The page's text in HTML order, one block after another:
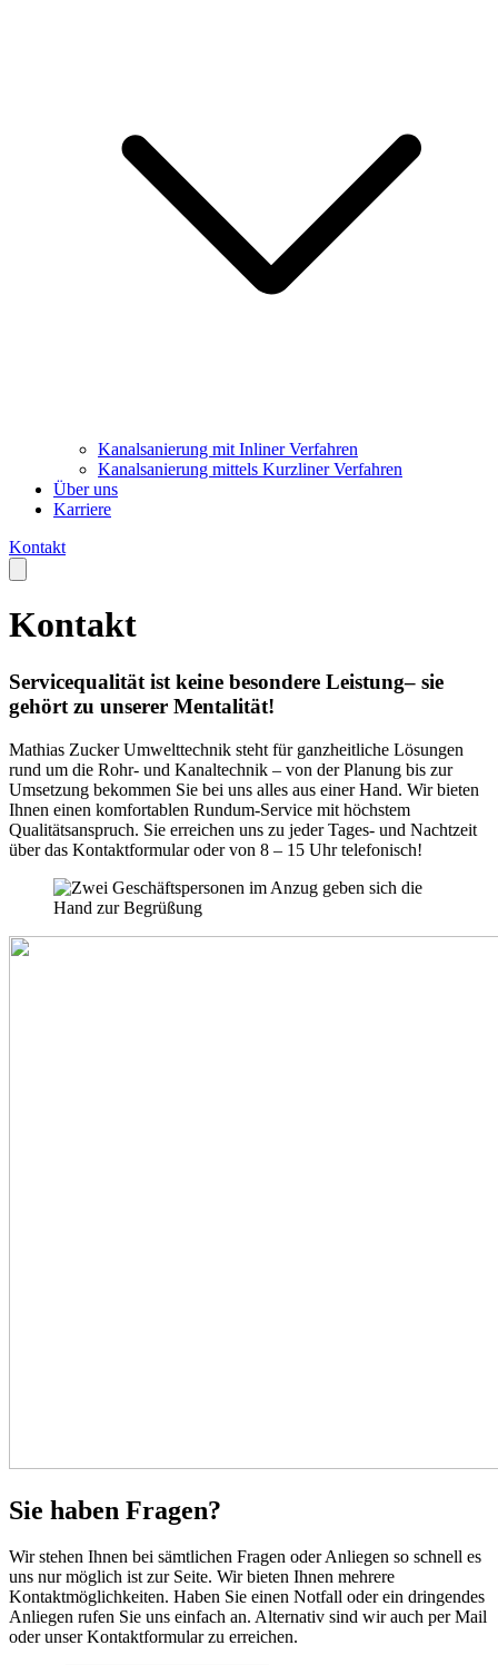
Kanalsanierung mit Inliner Verfahren
Kanalsanierung mittels Kurzliner Verfahren
Über uns
Karriere
Kontakt
Kontakt
Servicequalität ist keine besondere Leistung– sie
gehört zu unserer Mentalität!
Mathias Zucker Umwelttechnik steht für ganzheitliche Lösungen
rund um die Rohr- und Kanaltechnik – von der Planung bis zur
Umsetzung bekommen Sie bei uns alles aus einer Hand. Wir bieten
Ihnen einen komfortablen Rundum-Service mit höchstem
Qualitätsanspruch. Sie erreichen uns zu jeder Tages- und Nachtzeit
über das Kontaktformular oder von 8 – 15 Uhr telefonisch!
Sie haben Fragen?
Wir stehen Ihnen bei sämtlichen Fragen oder Anliegen so schnell es
uns nur möglich ist zur Seite. Wir bieten Ihnen mehrere
Kontaktmöglichkeiten. Haben Sie einen Notfall oder ein dringendes
Anliegen rufen Sie uns einfach an. Alternativ sind wir auch per Mail
oder unser Kontaktformular zu erreichen.